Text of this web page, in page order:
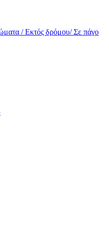
/ Εκτός δρόμου/ Σε πάγο